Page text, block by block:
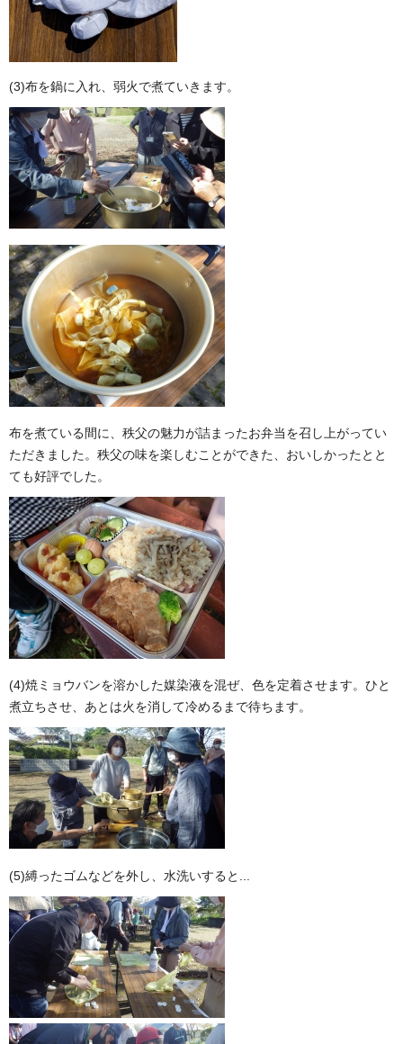
(3)布を鍋に入れ、弱火で煮ていきます。
布を煮ている間に、秩父の魅力が詰まったお弁当を召し上がってい
ただきました。秩父の味を楽しむことができた、おいしかったとと
ても好評でした。
(4)焼ミョウバンを溶かした媒染液を混ぜ、色を定着させます。ひと
煮立ちさせ、あとは火を消して冷めるまで待ちます。
(5)縛ったゴムなどを外し、水洗いすると...